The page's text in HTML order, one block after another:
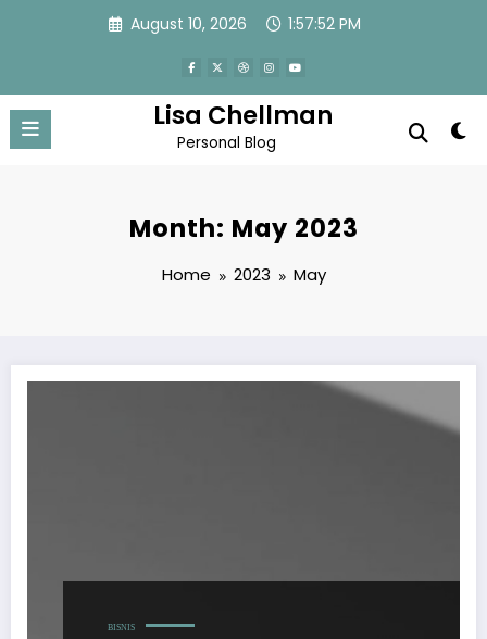
August 10, 2026 1:57:52 PM
Lisa Chellman
Personal Blog
Month: May 2023
Home 2023 May
BISNIS